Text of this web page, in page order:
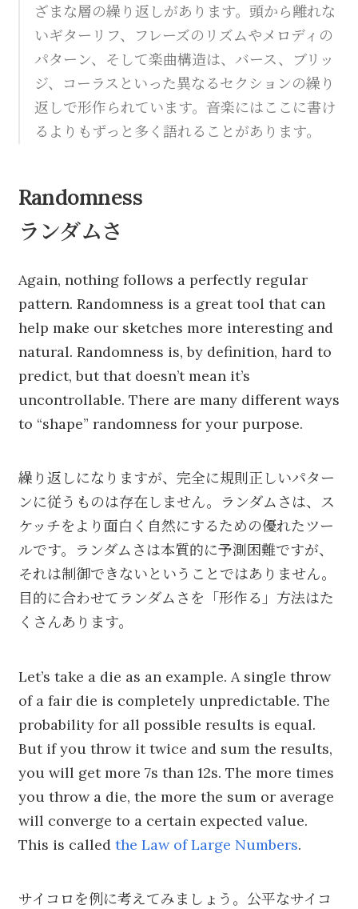
ざまな層の繰り返しがあります。頭から離れな
いギターリフ、フレーズのリズムやメロディの
パターン、そして楽曲構造は、バース、ブリッ
ジ、コーラスといった異なるセクションの繰り
返しで形作られています。音楽にはここに書け
るよりもずっと多く語れることがあります。
Randomness
ランダムさ
Again, nothing follows a perfectly regular
pattern. Randomness is a great tool that can
help make our sketches more interesting and
natural. Randomness is, by definition, hard to
predict, but that doesn’t mean it’s
uncontrollable. There are many different ways
to “shape” randomness for your purpose.
繰り返しになりますが、完全に規則正しいパター
ンに従うものは存在しません。ランダムさは、ス
ケッチをより面白く自然にするための優れたツー
ルです。ランダムさは本質的に予測困難ですが、
それは制御できないということではありません。
目的に合わせてランダムさを「形作る」方法はた
くさんあります。
Let’s take a die as an example. A single throw
of a fair die is completely unpredictable. The
probability for all possible results is equal.
But if you throw it twice and sum the results,
you will get more 7s than 12s. The more times
you throw a die, the more the sum or average
will converge to a certain expected value.
This is called the Law of Large Numbers.
サイコロを例に考えてみましょう。公平なサイコ